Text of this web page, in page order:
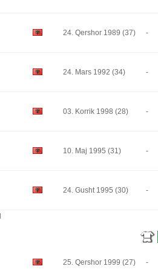
24. Qershor 1989 (37) -
24. Mars 1992 (34) -
03. Korrik 1998 (28) -
10. Maj 1995 (31) -
24. Gusht 1995 (30) -
25. Qershor 1999 (27) -